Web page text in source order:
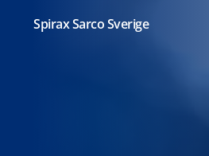
Spirax Sarco Sverige